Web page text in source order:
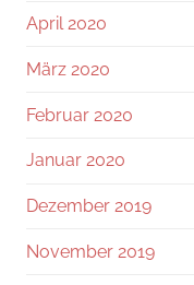
April 2020
März 2020
Februar 2020
Januar 2020
Dezember 2019
November 2019